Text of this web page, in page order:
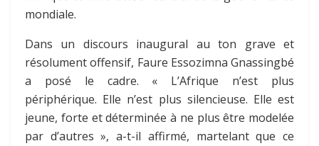
mondiale.
Dans un discours inaugural au ton grave et
résolument offensif, Faure Essozimna Gnassingbé
a posé le cadre. « L’Afrique n’est plus
périphérique. Elle n’est plus silencieuse. Elle est
jeune, forte et déterminée à ne plus être modelée
par d’autres », a-t-il affirmé, martelant que ce